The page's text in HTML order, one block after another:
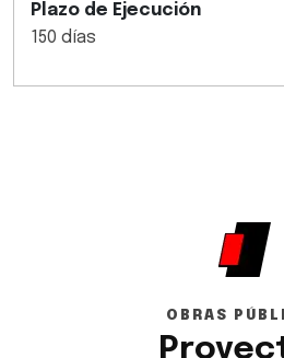
Plazo de Ejecución
150 días
OBRAS